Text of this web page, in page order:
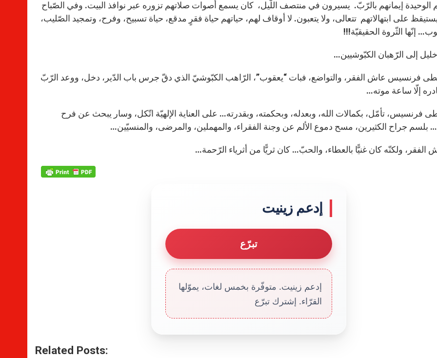
الوحيدة إيمانهم بالرّبّ. يسيرون في منتصف اللّيل، كان يسمع أصوات صلاتهم تزوره عبر نوافذ البيت. وفي الصّباح
يستيقظ على ابتهالاتهم تتعالى، ولا يتعبون. لا أوقاف لهم، حياتهم حياة فقرٍ مدقع، حياة تسبيح، وفرح، وتمجيد الصّليب،
إنّها الثّروة الحقيقيّة!!!
إلى الرّهبان الكبّوشيين…
فرنسيس عاش الفقر، والتواضع، فبات “يعقوب”، الرّاهب الكبّوشيّ الذي دقّ جرس باب الدّير، دخل، ووعد الرّبّ
إلّا ساعة موته…
فرنسيس، تأمّل، بكمالات الله، وبعدله، وبحكمته، وبقدرته… على العناية الإلهيّة اتّكل، وسار يبحث عن فرح
بلسم جراح الكثيرين، مسح دموع الألم عن وجنة الفقراء، والمهملين، والمرضى، والمنسيّين…
الفقر، ولكنّه كان غنيًّا بالعطاء، والحبّ… كان ثريًّا من أثرياء الرّحمة…
إدعم زينيت
تبرّع
إدعم زينيت. متوفّرة بخمس لغات، يموّلها
القرّاء. إشترك تبرّع
Related Posts: